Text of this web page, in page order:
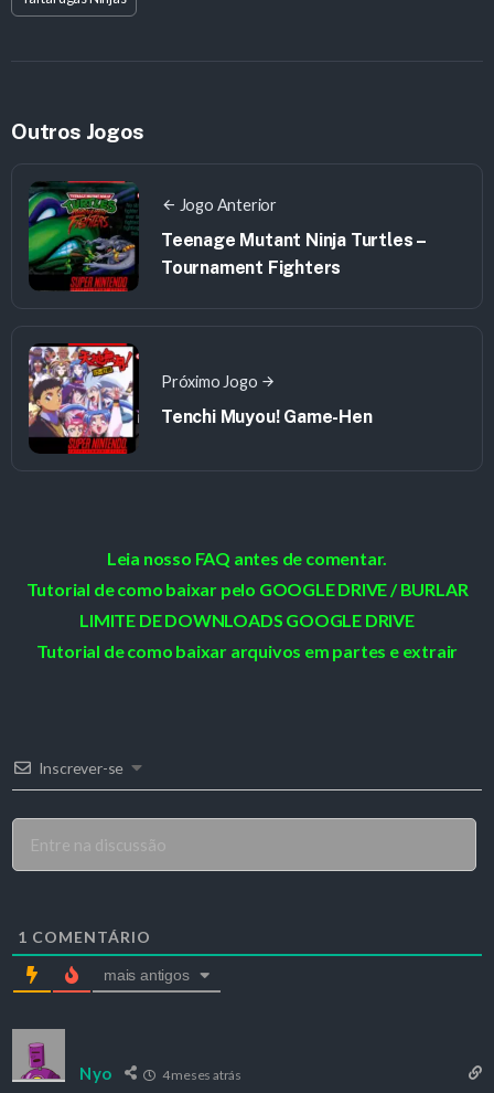
Outros Jogos
Jogo Anterior
Teenage Mutant Ninja Turtles –
Tournament Fighters
Próximo Jogo
Tenchi Muyou! Game-Hen
Leia nosso FAQ antes de comentar.
Tutorial de como baixar pelo GOOGLE DRIVE / BURLAR
LIMITE DE DOWNLOADS GOOGLE DRIVE
Tutorial de como baixar arquivos em partes e extrair
Inscrever-se
1 COMENTÁRIO
mais antigos
Nyo 4 meses atrás